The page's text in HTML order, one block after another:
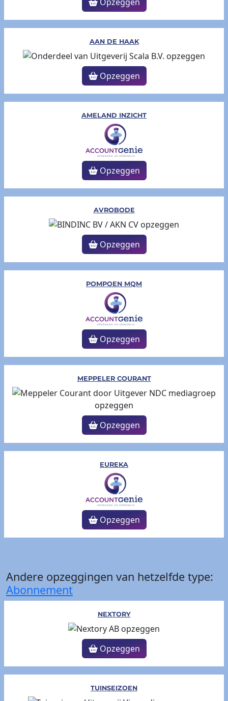
AAN DE HAAK
Opzeggen
AMELAND INZICHT
Opzeggen
AVROBODE
Opzeggen
POMPOEN MQM
Opzeggen
MEPPELER COURANT
Opzeggen
EUREKA
Opzeggen
Andere opzeggingen van hetzelfde type:
Abonnement
NEXTORY
Opzeggen
TUINSEIZOEN